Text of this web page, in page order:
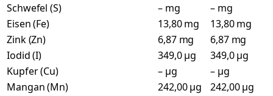
Schwefel (S)
– mg
– mg
Eisen (Fe)
13,80 mg
13,80 mg
Zink (Zn)
6,87 mg
6,87 mg
Iodid (I)
349,0 µg
349,0 µg
Kupfer (Cu)
– µg
– µg
Mangan (Mn)
242,00 µg
242,00 µg